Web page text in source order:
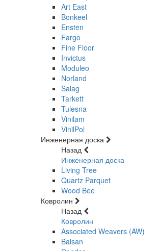
Art East
Bonkeel
Ensten
Fargo
Fine Floor
Invictus
Moduleo
Norland
Salag
Tarkett
Tulesna
Vinilam
VinilPol
Инженерная доска
Назад
Инженерная доска
Living Tree
Quartz Parquet
Wood Bee
Ковролин
Назад
Ковролин
Associated Weavers (AW)
Balsan